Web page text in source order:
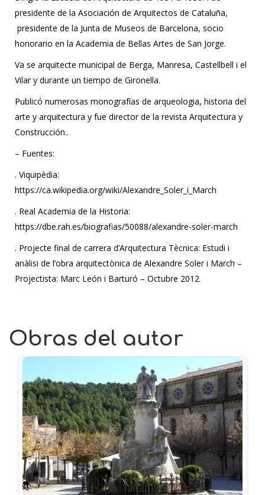
presidente de la Asociación de Arquitectos de Cataluña,
presidente de la Junta de Museos de Barcelona, socio
honorario en la Academia de Bellas Artes de San Jorge.
Va se arquitecte municipal de Berga, Manresa, Castellbell i el
Vilar y durante un tiempo de Gironella.
Publicó numerosas monografías de arqueologia, historia del
arte y arquitectura y fue director de la revista Arquitectura y
Construcción..
– Fuentes:
. Viquipèdia:
https://ca.wikipedia.org/wiki/Alexandre_Soler_i_March
. Real Academia de la Historia:
https://dbe.rah.es/biografias/50088/alexandre-soler-march
. Projecte final de carrera d’Arquitectura Tècnica: Estudi i
anàlisi de l’obra arquitectònica de Alexandre Soler i March –
Projectista: Marc León i Barturó – Octubre 2012
Obras del autor